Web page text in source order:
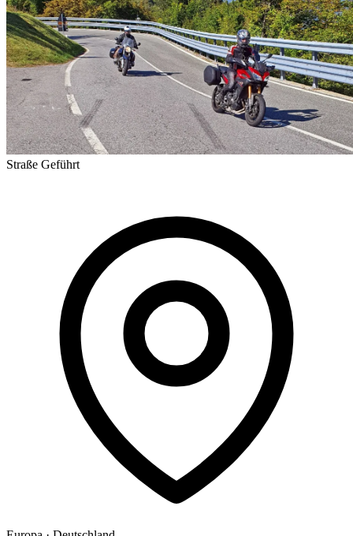
Straße Geführt